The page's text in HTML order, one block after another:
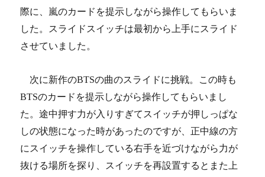
際に、嵐のカードを提示しながら操作してもらいま
した。スライドスイッチは最初から上手にスライド
させていました。
次に新作のBTSの曲のスライドに挑戦。この時も
BTSのカードを提示しながら操作してもらいまし
た。途中押す力が入りすぎてスイッチが押しっぱな
しの状態になった時があったのですが、正中線の方
にスイッチを操作している右手を近づけながら力が
抜ける場所を探り、スイッチを再設置するとまた上